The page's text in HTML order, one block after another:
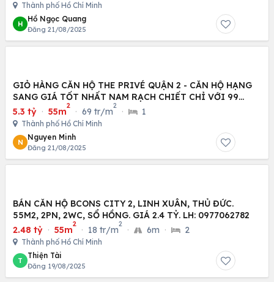
Thành phố Hồ Chí Minh
H
Hồ Ngọc Quang
Đăng 21/08/2025
GIỎ HÀNG CĂN HỘ THE PRIVÉ QUẬN 2 - CĂN HỘ HẠNG
SANG GIÁ TỐT NHẤT NAM RẠCH CHIẾT CHỈ VỚI 99
TRIỆU/M2
5.3 tỷ · 55m
2
· 69 tr/m
2
· 1
Thành phố Hồ Chí Minh
N
Nguyen Minh
Đăng 21/08/2025
BÁN CĂN HỘ BCONS CITY 2, LINH XUÂN, THỦ ĐỨC.
55M2, 2PN, 2WC, SỔ HỒNG. GIÁ 2.4 TỶ. LH: 0977062782
2.48 tỷ · 55m
2
· 18 tr/m
2
· 6m · 2
Thành phố Hồ Chí Minh
T
Thiện Tài
Đăng 19/08/2025